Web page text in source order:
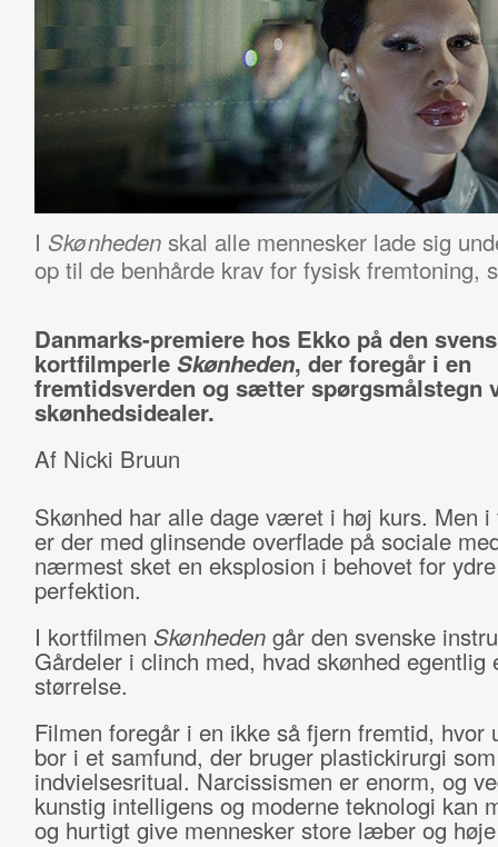
I Skønhedenskal alle mennesker lade sig
op til de benhårde krav for fysisk fremtoning,
Danmarks-premiere hos Ekko på den
kortfilmperle Skønheden, der foregår i en
fremtidsverden og sætter spørgsmålstegn
skønhedsidealer.
Af Nicki Bruun
Skønhed har alle dage været i høj kurs. Men i
er der med glinsende overflade på sociale
nærmest sket en eksplosion i behovet for ydre
perfektion.
I kortfilmen Skønhedengår den svenske
Gårdeler i clinch med, hvad skønhed egentlig
størrelse.
Filmen foregår i en ikke så fjern fremtid, hvor
bor i et samfund, der bruger plastickirurgi
indvielsesritual. Narcissismen er enorm, og
kunstig intelligens og moderne teknologi kan
og hurtigt give mennesker store læber og